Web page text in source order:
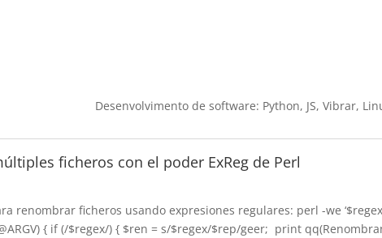
Desenvolvimento de software: Python, JS, Vibrar,
ficheros con el poder ExReg de Perl
renombrar ficheros usando expresiones regulares: perl -we
) { if(/$regex/) { $ren = s/$regex/$rep/geer; print qq(